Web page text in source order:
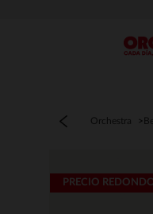
Menú
Orchestra
PRECIO